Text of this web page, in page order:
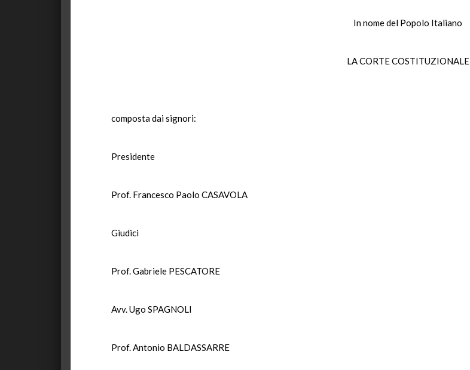
In nome del Popolo Italiano
LA CORTE COSTITUZIONALE
composta dai signori:
Presidente
Prof. Francesco Paolo CASAVOLA
Giudici
Prof. Gabriele PESCATORE
Avv. Ugo SPAGNOLI
Prof. Antonio BALDASSARRE